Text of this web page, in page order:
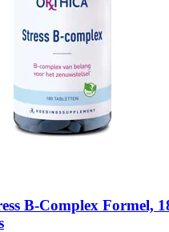
B-​Complex Formel,